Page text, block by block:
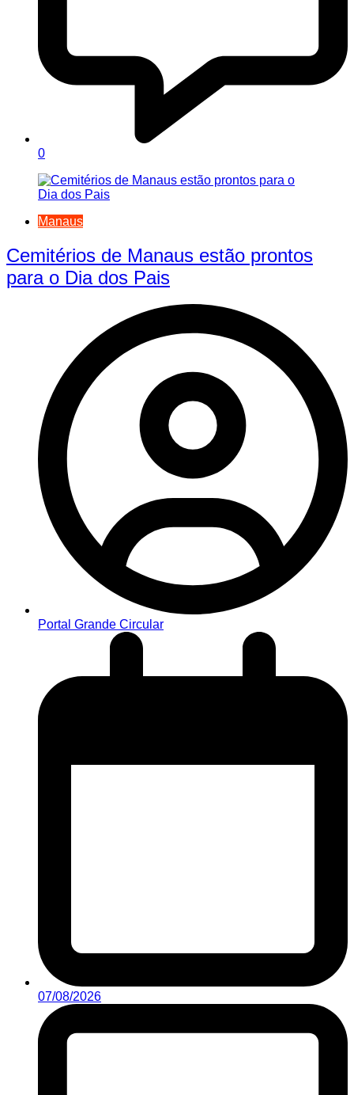
0
Manaus
Cemitérios de Manaus estão prontos
para o Dia dos Pais
Portal Grande Circular
07/08/2026